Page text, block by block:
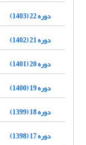
دوره 22 (1403)
دوره 21 (1402)
دوره 20 (1401)
دوره 19 (1400)
دوره 18 (1399)
دوره 17 (1398)